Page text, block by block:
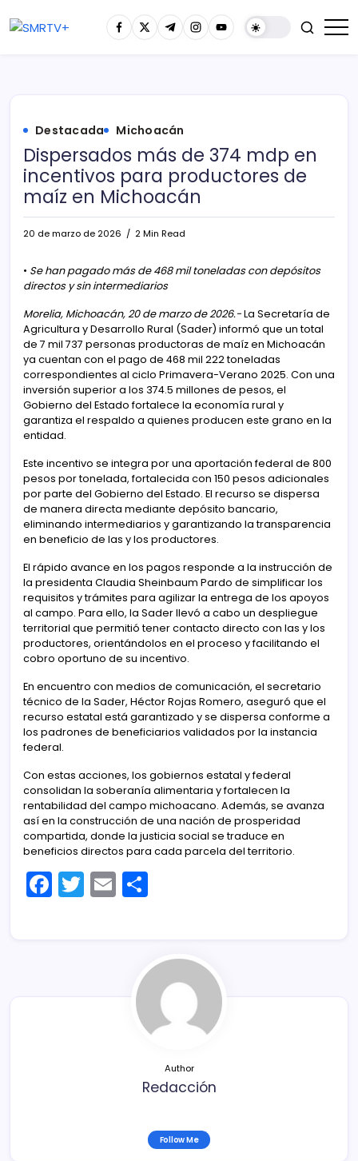
Destacada Michoacán
Dispersados más de 374 mdp en
incentivos para productores de
maíz en Michoacán
20 de marzo de 2026 2 Min Read
• Se han pagado más de 468 mil toneladas con depósitos
directos y sin intermediarios
Morelia, Michoacán, 20 de marzo de 2026.-La Secretaría de
Agricultura y Desarrollo Rural (Sader) informó que un total
de 7 mil 737 personas productoras de maíz en Michoacán
ya cuentan con el pago de 468 mil 222 toneladas
correspondientes al ciclo Primavera-Verano 2025. Con una
inversión superior a los 374.5 millones de pesos, el
Gobierno del Estado fortalece la economía rural y
garantiza el respaldo a quienes producen este grano en la
entidad.
Este incentivo se integra por una aportación federal de 800
pesos por tonelada, fortalecida con 150 pesos adicionales
por parte del Gobierno del Estado. El recurso se dispersa
de manera directa mediante depósito bancario,
eliminando intermediarios y garantizando la transparencia
en beneficio de las y los productores.
El rápido avance en los pagos responde a la instrucción de
la presidenta Claudia Sheinbaum Pardo de simplificar los
requisitos y trámites para agilizar la entrega de los apoyos
al campo. Para ello, la Sader llevó a cabo un despliegue
territorial que permitió tener contacto directo con las y los
productores, orientándolos en el proceso y facilitando el
cobro oportuno de su incentivo.
En encuentro con medios de comunicación, el secretario
técnico de la Sader, Héctor Rojas Romero, aseguró que el
recurso estatal está garantizado y se dispersa conforme a
los padrones de beneficiarios validados por la instancia
federal.
Con estas acciones, los gobiernos estatal y federal
consolidan la soberanía alimentaria y fortalecen la
rentabilidad del campo michoacano. Además, se avanza
así en la construcción de una nación de prosperidad
compartida, donde la justicia social se traduce en
beneficios directos para cada parcela del territorio.
F
a
T
w
E
m
p
ar
tir
Author
Redacción
Follow Me